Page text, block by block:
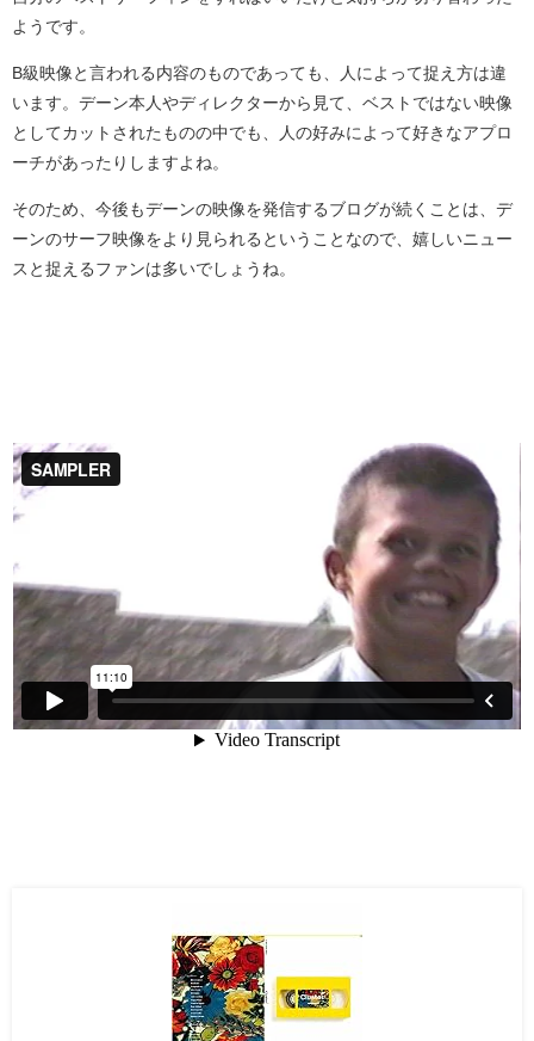
ようです。
B級映像と言われる内容のものであっても、人によって捉え方は違
います。デーン本人やディレクターから見て、ベストではない映像
としてカットされたものの中でも、人の好みによって好きなアプロ
ーチがあったりしますよね。
そのため、今後もデーンの映像を発信するブログが続くことは、デ
ーンのサーフ映像をより見られるということなので、嬉しいニュー
スと捉えるファンは多いでしょうね。